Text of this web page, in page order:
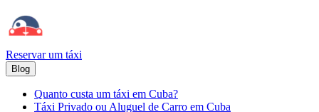
Reservar um táxi
Blog
Quanto custa um táxi em Cuba?
Táxi Privado ou Aluguel de Carro em Cuba